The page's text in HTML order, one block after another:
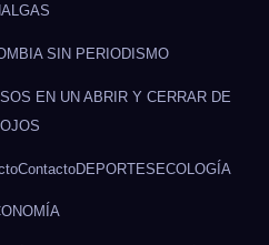
SIN PERIODISMO
EN UN ABRIR Y CERRAR DE
OJOS
ContactoDEPORTESECOLOGÍA